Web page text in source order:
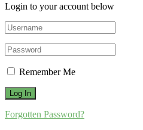
Login to your account below
Remember Me
Forgotten Password?